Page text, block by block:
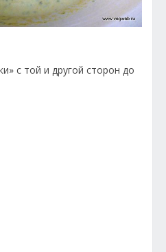
с той и другой сторон до